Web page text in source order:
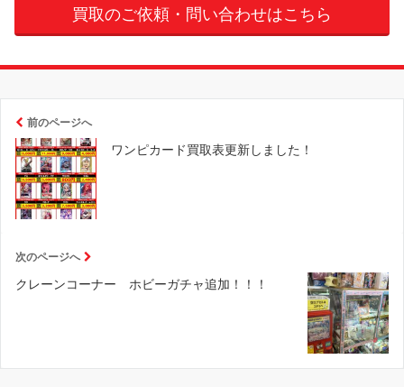
買取のご依頼・問い合わせはこちら
前のページへ
ワンピカード買取表更新しました！
次のページへ
クレーンコーナー ホビーガチャ追加！！！